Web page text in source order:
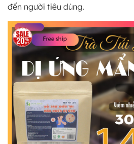
đến người tiêu dùng.